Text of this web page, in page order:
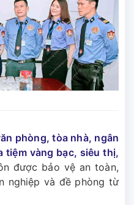
phòng, tòa nhà, ngân
tiệm vàng bạc, siêu thị,
được bảo vệ an toàn,
nghiệp và đề phòng từ